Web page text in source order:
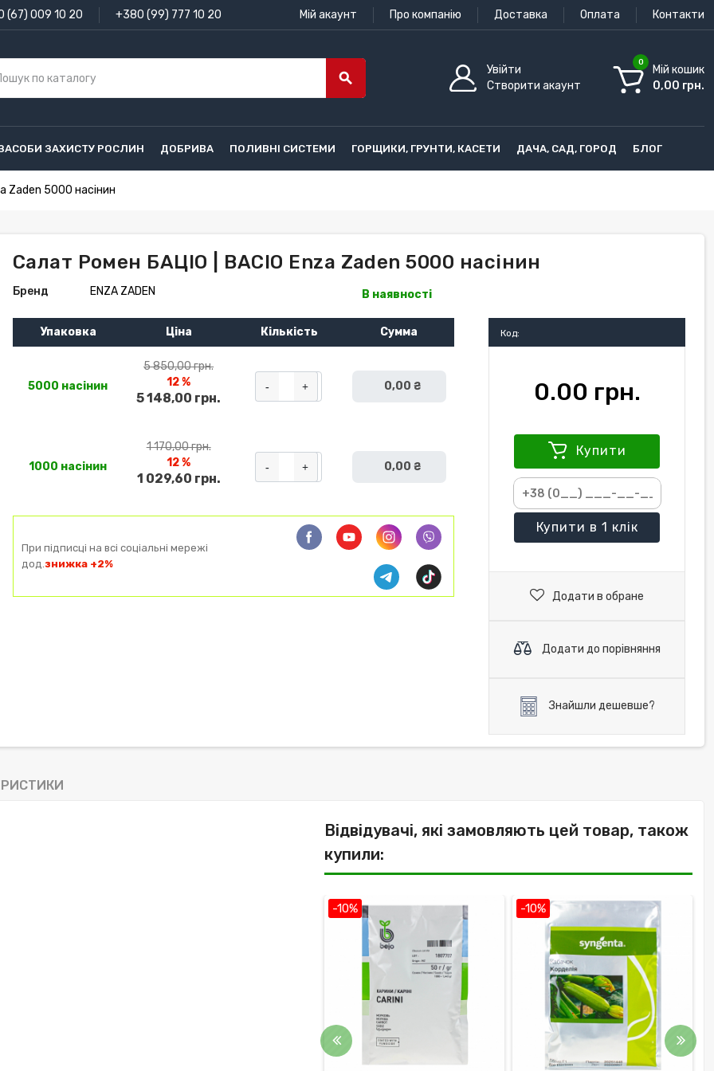
(67) 009 10 20 +380 (99) 777 10 20 Мій акаунт Про компанію Доставка Оплата Контакти
search
Увійти
Створити акаунт
0
Мій кошик
0,00 грн.
ЗАХИСТУ РОСЛИН ДОБРИВА ПОЛИВНІ СИСТЕМИ ГОРЩИКИ, ГРУНТИ, КАСЕТИ ДАЧА, САД, ГОРОД БЛОГ
Zaden 5000 насінин
Салат Ромен БАЦІО | BACIO Enza Zaden 5000 насінин
Бренд ENZA ZADEN В наявності
Упаковка Ціна Кількість Сумма
5000 насінин
5 850,00 грн.
12 %
5 148,00 грн.
+ 0,00 ₴
1000 насінин
1 170,00 грн.
12 %
1 029,60 грн.
+ 0,00 ₴
При підписці на всі соціальні мережі
дод.знижка +2%
Код:
0.00 грн.
Купити
Купити в 1 клік
Додати в обране
Додати до порівняння
Знайшли дешевше?
Відвідувачі, які замовляють цей товар, також
купили:
-10% -10%